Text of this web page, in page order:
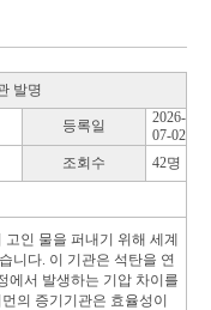
발명
등록일
2026-
07-02
조회수 42명
고인 물을 퍼내기 위해 세계
니다. 이 기관은 석탄을 연
에서 발생하는 기압 차이를
의 증기기관은 효율성이